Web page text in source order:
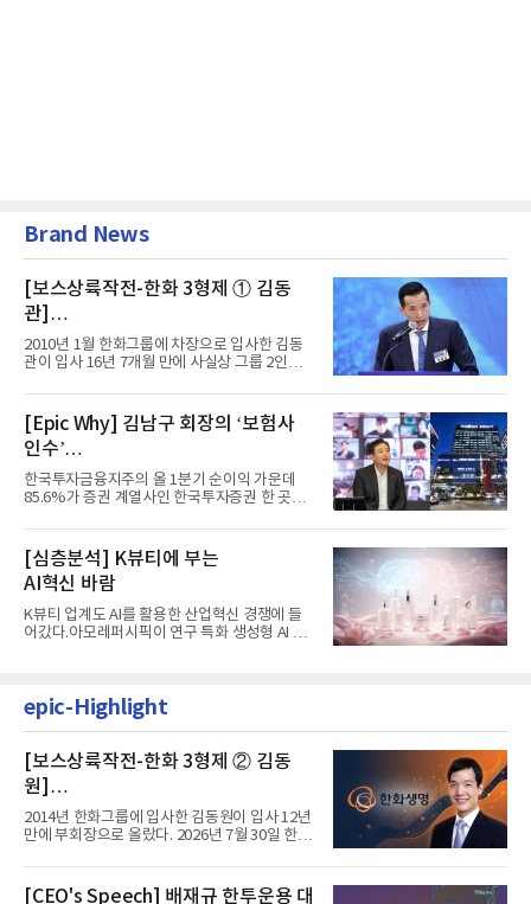
Brand News
[보스상륙작전-한화 3형제 ① 김동
관]
입사 16년 만에 수석부회장 … 경영승
계 ‘초읽기’
2010년 1월 한화그룹에 차장으로 입사한 김동
관이 입사 16년 7개월 만에 사실상 그룹 2인자
[Epic Why] 김남구 회장의 ‘보험사
인수’
발걸음이 신중해진 배경은?
한국투자금융지주의 올 1분기 순이익 가운데
85.6%가 증권 계열사인 한국투자증권 한 곳에
[심층분석] K뷰티에 부는
AI혁신 바람
K뷰티 업계도 AI를 활용한 산업혁신 경쟁에 들
어갔다.아모레퍼시픽이 연구 특화 생성형 AI 플
epic-Highlight
[보스상륙작전-한화 3형제 ② 김동
원]
입사 12년 만에 금융계열 수장 등극
2014년 한화그룹에 입사한 김동원이 입사 12년
만에 부회장으로 올랐다. 2026년 7월 30일 한화
[CEO's Speech] 배재규 한투운용 대